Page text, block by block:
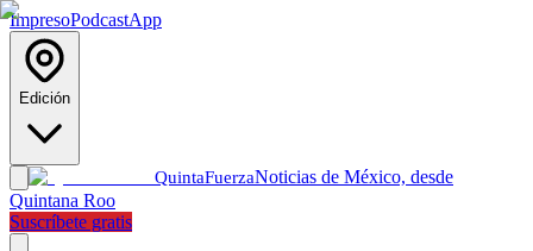
ImpresoPodcastApp
Edición
QuintaFuerzaNoticias de México, desde
Quintana Roo
Suscríbete gratis